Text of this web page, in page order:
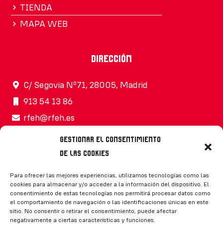
Gestionar el consentimiento
de las cookies
Para ofrecer las mejores experiencias, utilizamos tecnologías como las
cookies para almacenar y/o acceder a la información del dispositivo. El
consentimiento de estas tecnologías nos permitirá procesar datos como
el comportamiento de navegación o las identificaciones únicas en este
sitio. No consentir o retirar el consentimiento, puede afectar
negativamente a ciertas características y funciones.
TIENDA
MAPA WEB
Dirección
C/ Segovia Nº71, 28005, Madrid
913 54 13 86
rfeh@rfeh.es
Síguenos